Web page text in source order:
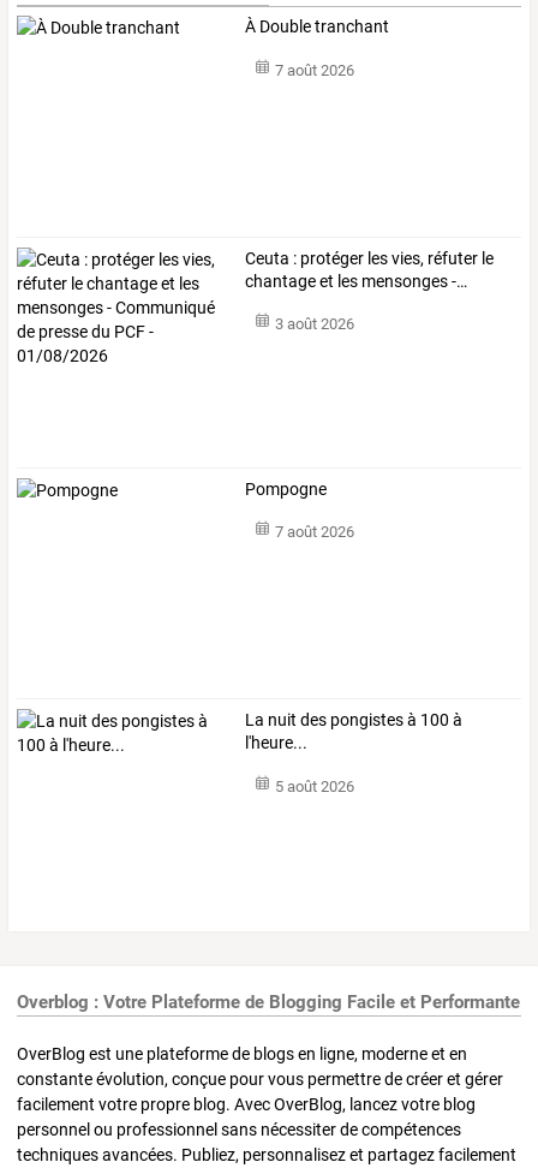
À Double tranchant
7 août 2026
Ceuta : protéger lesvies, réfuter le
chantageet les mensonges-…
3 août 2026
Pompogne
7 août 2026
La nuit des pongistes à 100 à
l'heure...
5 août 2026
Overblog : Votre Plateforme de Blogging Facile et Performante
OverBlog est une plateforme de blogs en ligne, moderne et en
constante évolution, conçue pour vous permettre de créer et gérer
facilement votre propre blog. Avec OverBlog, lancez votre blog
personnel ou professionnel sans nécessiter de compétences
techniques avancées. Publiez, personnalisez et partagez facilement